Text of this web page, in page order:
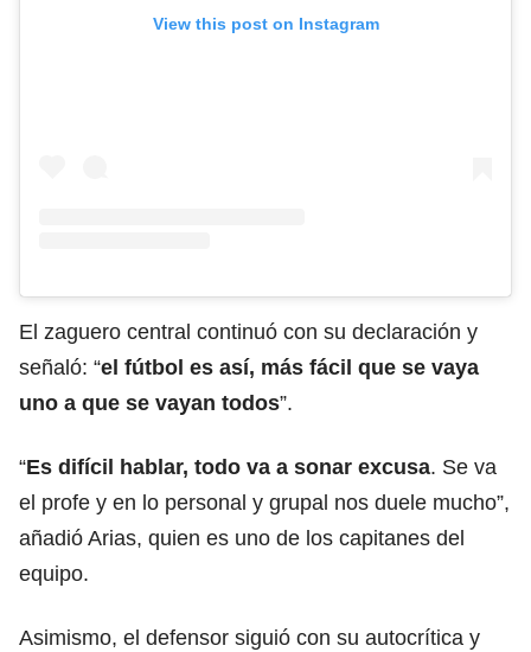
View this post on Instagram
El zaguero central continuó con su declaración y
señaló: “el fútbol es así, más fácil que se vaya
uno a que se vayan todos”.
“Es difícil hablar, todo va a sonar excusa. Se va
el profe y en lo personal y grupal nos duele mucho”,
añadió Arias, quien es uno de los capitanes del
equipo.
Asimismo, el defensor siguió con su autocrítica y